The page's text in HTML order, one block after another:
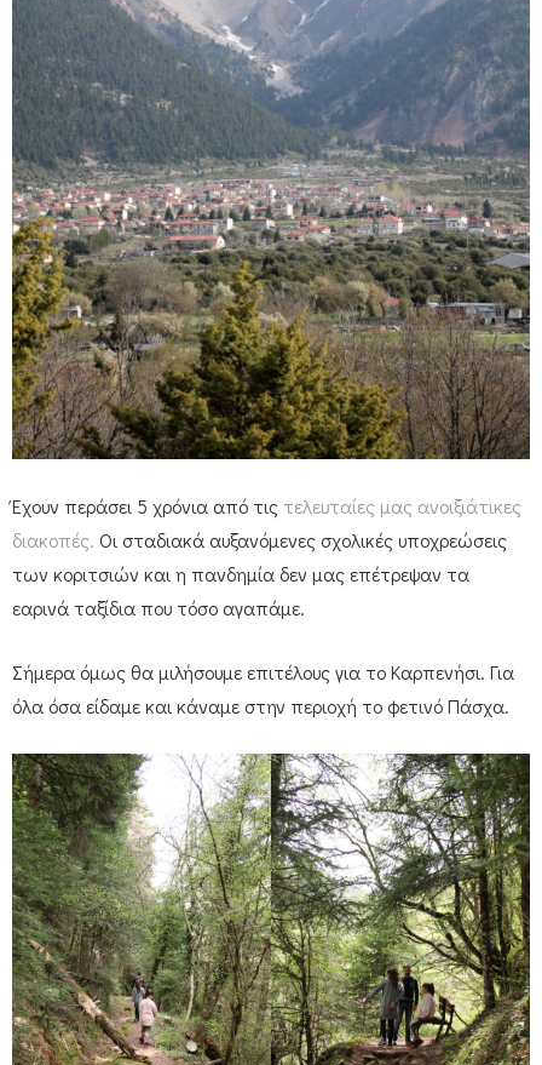
Έχουν περάσει 5 χρόνια από τις τελευταίες μας ανοιξιάτικες
διακοπές. Οι σταδιακά αυξανόμενες σχολικές υποχρεώσεις
των κοριτσιών και η πανδημία δεν μας επέτρεψαν τα
εαρινά ταξίδια που τόσο αγαπάμε.
Σήμερα όμως θα μιλήσουμε επιτέλους για το Καρπενήσι. Για
όλα όσα είδαμε και κάναμε στην περιοχή το φετινό Πάσχα.